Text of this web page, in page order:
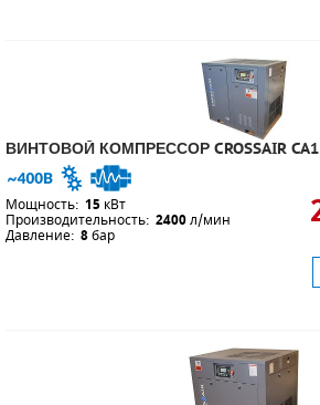
ВИНТОВОЙ КОМПРЕССОР CROSSAIR
Мощность: 15 кВт
Производительность: 2400л/мин
Давление: 8бар